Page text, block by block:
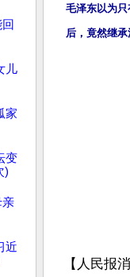
儿
家
变
)
亲
近
毛泽东以为
后，竟然继
【人民报